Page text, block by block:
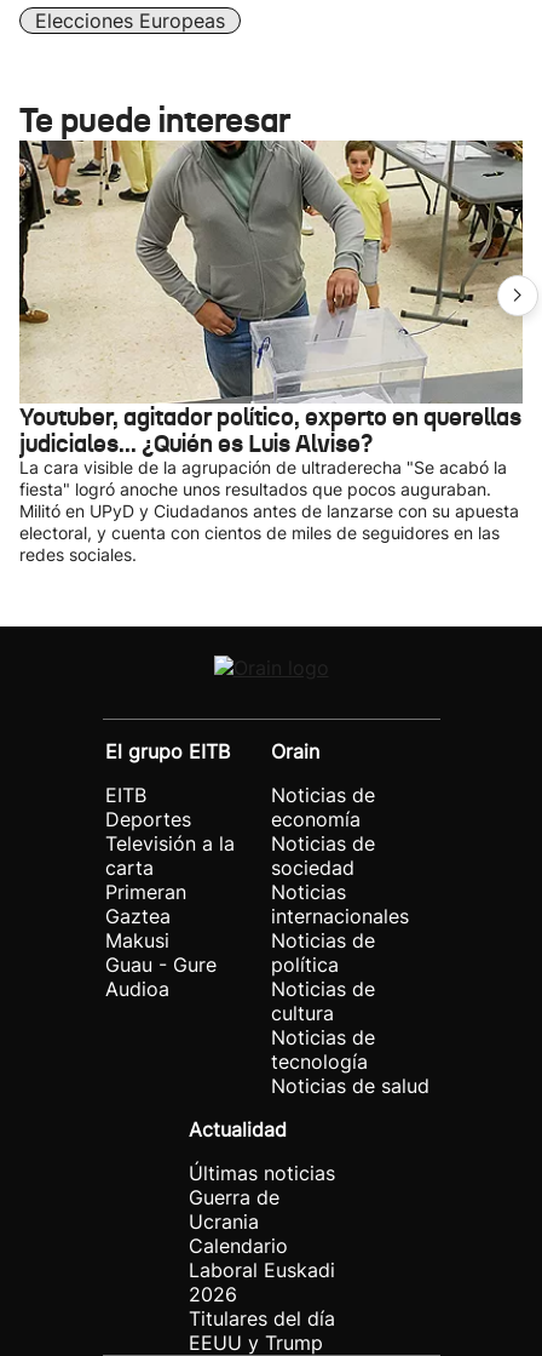
Elecciones Europeas
Te puede interesar
Youtuber, agitador político, experto en querellas
judiciales... ¿Quién es Luis Alvise?
La cara visible de la agrupación de ultraderecha "Se acabó la
fiesta" logró anoche unos resultados que pocos auguraban.
Militó en UPyD y Ciudadanos antes de lanzarse con su apuesta
electoral, y cuenta con cientos de miles de seguidores en las
redes sociales.
El grupo EITB
EITB
Deportes
Televisión a la
carta
Primeran
Gaztea
Makusi
Guau - Gure
Audioa
Orain
Noticias de
economía
Noticias de
sociedad
Noticias
internacionales
Noticias de
política
Noticias de
cultura
Noticias de
tecnología
Noticias de salud
Actualidad
Últimas noticias
Guerra de
Ucrania
Calendario
Laboral Euskadi
2026
Titulares del día
EEUU y Trump